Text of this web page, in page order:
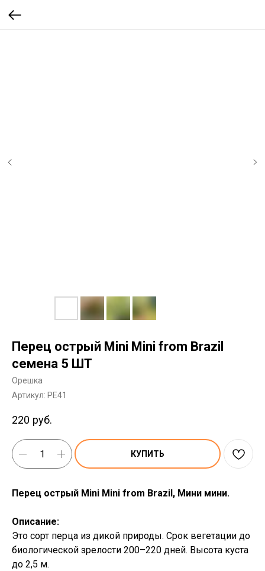
Перец острый Mini Mini from Brazil
семена 5 ШТ
Орешка
Артикул: PE41
220 руб.
КУПИТЬ
Перец острый Mini Mini from Brazil, Мини мини.
Описание:
Это сорт перца из дикой природы. Срок вегетации до
биологической зрелости 200–220 дней. Высота куста
до 2,5 м.